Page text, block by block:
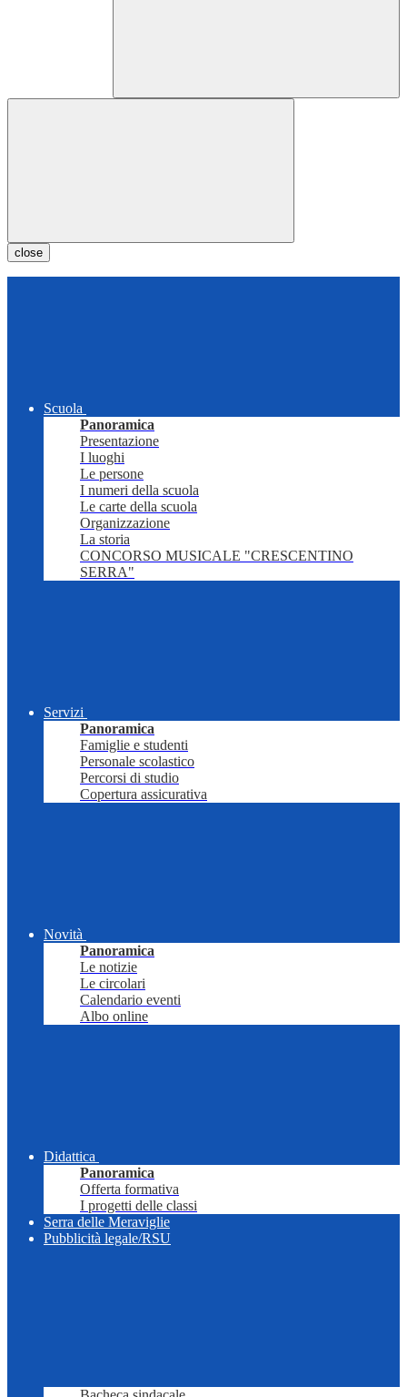
close
Scuola
Panoramica
Presentazione
I luoghi
Le persone
I numeri della scuola
Le carte della scuola
Organizzazione
La storia
CONCORSO MUSICALE "CRESCENTINO
SERRA"
Servizi
Panoramica
Famiglie e studenti
Personale scolastico
Percorsi di studio
Copertura assicurativa
Novità
Panoramica
Le notizie
Le circolari
Calendario eventi
Albo online
Didattica
Panoramica
Offerta formativa
I progetti delle classi
Serra delle Meraviglie
Pubblicità legale/RSU